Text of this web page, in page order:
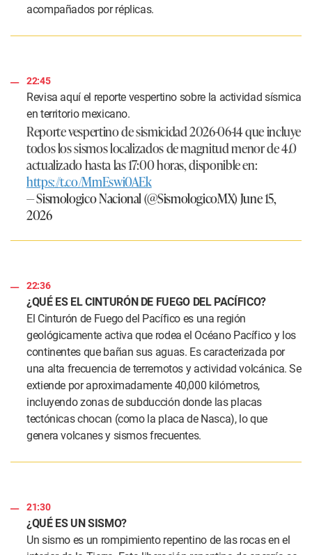
acompañados por réplicas.
22:45
Revisa aquí el reporte vespertino sobre la actividad sísmica
en territorio mexicano.
Reporte vespertino de sismicidad 2026-06-14 que incluye
todos los sismos localizados de magnitud menor de 4.0
actualizado hasta las 17:00 horas, disponible en:
https://t.co/MmEswi0AEk
— Sismologico Nacional (@SismologicoMX)June 15,
2026
22:36
¿QUÉ ES EL CINTURÓN DE FUEGO DEL PACÍFICO?
El Cinturón de Fuego del Pacífico es una región
geológicamente activa que rodea el Océano Pacífico y los
continentes que bañan sus aguas. Es caracterizada por
una alta frecuencia de terremotos y actividad volcánica. Se
extiende por aproximadamente 40,000 kilómetros,
incluyendo zonas de subducción donde las placas
tectónicas chocan (como la placa de Nasca), lo que
genera volcanes y sismos frecuentes.
21:30
¿QUÉ ES UN SISMO?
Un sismo es un rompimiento repentino de las rocas en el